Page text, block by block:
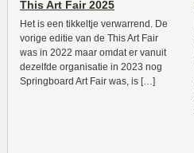
This Art Fair 2025
Het is een tikkeltje verwarrend. De
vorige editie van de This Art Fair
was in 2022 maar omdat er vanuit
dezelfde organisatie in 2023 nog
Springboard Art Fair was, is […]